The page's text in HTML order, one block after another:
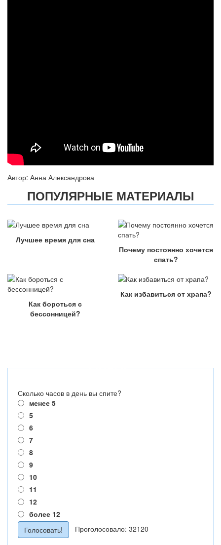
Автор: Анна Александрова
ПОПУЛЯРНЫЕ МАТЕРИАЛЫ
Лучшее время для сна
Почему постоянно хочется
спать?
Как бороться с
бессонницей?
Как избавиться от храпа?
ОПРОС
Сколько часов в день вы спите?
менее 5
5
6
7
8
9
10
11
12
более 12
Проголосовало: 32120